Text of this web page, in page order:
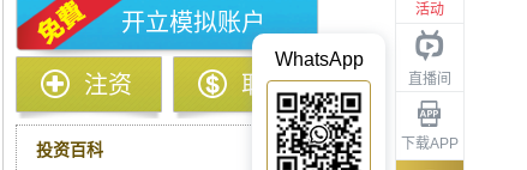
活动
直播间
下载APP
WhatsApp
开立模拟账户
注资 取款
投资百科